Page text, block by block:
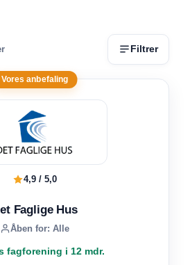
Filtrer
Vores anbefaling
4,9 / 5,0
Faglige Hus
Åben for: Alle
fagforening i 12 mdr.